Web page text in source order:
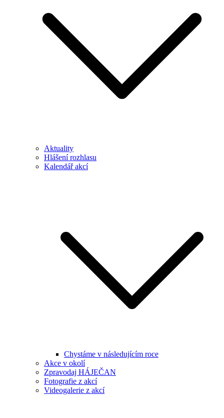
Aktuality
Hlášení rozhlasu
Kalendář akcí
Chystáme v následujícím roce
Akce v okolí
Zpravodaj HÁJEČAN
Fotografie z akcí
Videogalerie z akcí